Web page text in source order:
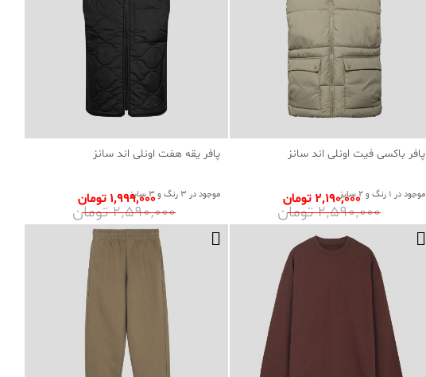
پافر باکسی فیت اونلی اند سانز
موجود در 1 رنگ و 2 سایز
2٬590٬000 تومان
2٬190٬000 تومان
پافر یقه هفت اونلی اند سانز
موجود در 3 رنگ و 3 سایز
2٬590٬000 تومان
1٬999٬000 تومان